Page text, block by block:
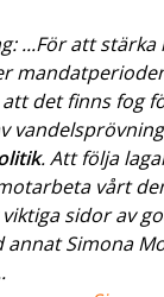
...För att
det finns fog
. Att följa
vårt
sidor av
annat Simona